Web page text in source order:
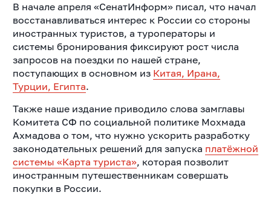
В начале апреля «СенатИнформ» писал, что начал
восстанавливаться интерес к России со стороны
иностранных туристов, а туроператоры и
системы бронирования фиксируют рост числа
запросов на поездки по нашей стране,
поступающих в основном из Китая, Ирана,
Турции, Египта.
Также наше издание приводило слова замглавы
Комитета СФ по социальной политике Мохмада
Ахмадова о том, что нужно ускорить разработку
законодательных решений для запуска платёжной
системы «Карта туриста», которая позволит
иностранным путешественникам совершать
покупки в России.